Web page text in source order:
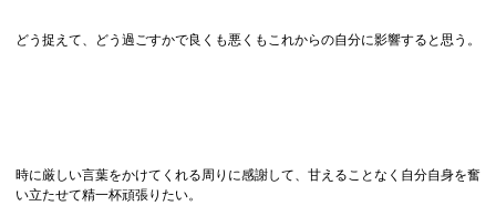
どう捉えて、どう過ごすかで良くも悪くもこれからの自分に影響すると思う。
時に厳しい言葉をかけてくれる周りに感謝して、甘えることなく自分自身を奮
い立たせて精一杯頑張りたい。